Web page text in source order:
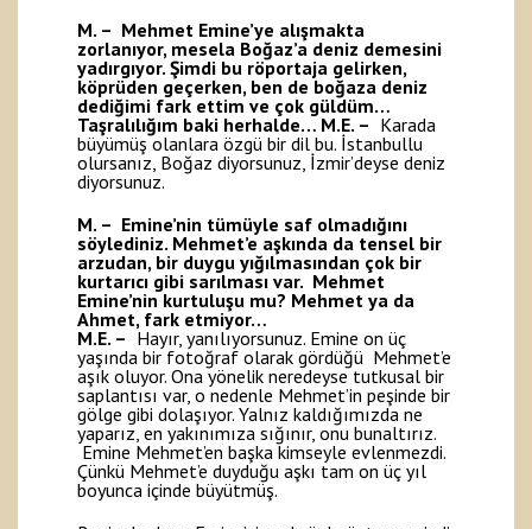
M. – Mehmet Emine’ye alışmakta
zorlanıyor, mesela Boğaz’a deniz demesini
yadırgıyor. Şimdi bu röportaja gelirken,
köprüden geçerken, ben de boğaza deniz
dediğimi fark ettim ve çok güldüm…
Taşralılığım baki herhalde… M.E. – Karada
büyümüş olanlara özgü bir dil bu. İstanbullu
olursanız, Boğaz diyorsunuz, İzmir’deyse deniz
diyorsunuz.
M. – Emine’nin tümüyle saf olmadığını
söylediniz. Mehmet’e aşkında da tensel bir
arzudan, bir duygu yığılmasından çok bir
kurtarıcı gibi sarılması var. Mehmet
Emine’nin kurtuluşu mu? Mehmet ya da
Ahmet, fark etmiyor…
M.E. – Hayır, yanılıyorsunuz. Emine on üç
yaşında bir fotoğraf olarak gördüğü Mehmet’e
aşık oluyor. Ona yönelik neredeyse tutkusal bir
saplantısı var, o nedenle Mehmet’in peşinde bir
gölge gibi dolaşıyor. Yalnız kaldığımızda ne
yaparız, en yakınımıza sığınır, onu bunaltırız.
Emine Mehmet’en başka kimseyle evlenmezdi.
Çünkü Mehmet’e duyduğu aşkı tam on üç yıl
boyunca içinde büyütmüş.